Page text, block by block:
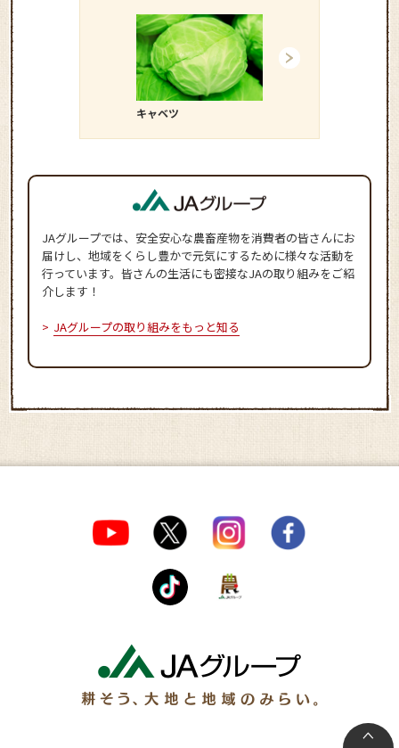
キャベツ
JAグループでは、安全安心な農畜産物を消費者の皆さんにお
届けし、地域をくらし豊かで元気にするために様々な活動を
行っています。皆さんの生活にも密接なJAの取り組みをご紹
介します！
JAグループの取り組みをもっと知る